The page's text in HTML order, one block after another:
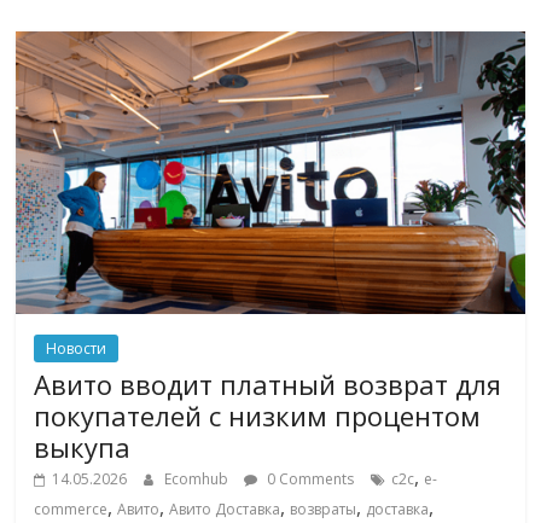
Новости
Авито вводит платный возврат для
покупателей с низким процентом
выкупа
14.05.2026 Ecomhub 0 Comments c2c, e-
commerce,Авито,Авито Доставка, возвраты, доставка,